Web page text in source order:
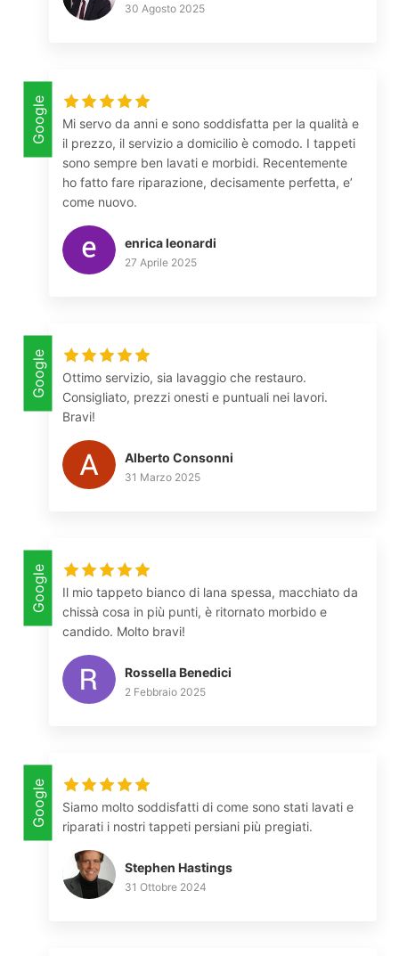
30 Agosto 2025
Google
Mi servo da anni e sono soddisfatta per la qualità e
il prezzo, il servizio a domicilio è comodo. I tappeti
sono sempre ben lavati e morbidi. Recentemente
ho fatto fare riparazione, decisamente perfetta, e’
come nuovo.
enrica leonardi
27 Aprile 2025
Google
Ottimo servizio, sia lavaggio che restauro.
Consigliato, prezzi onesti e puntuali nei lavori.
Bravi!
Alberto Consonni
31 Marzo 2025
Google
Il mio tappeto bianco di lana spessa, macchiato da
chissà cosa in più punti, è ritornato morbido e
candido. Molto bravi!
Rossella Benedici
2 Febbraio 2025
Google
Siamo molto soddisfatti di come sono stati lavati e
riparati i nostri tappeti persiani più pregiati.
Stephen Hastings
31 Ottobre 2024